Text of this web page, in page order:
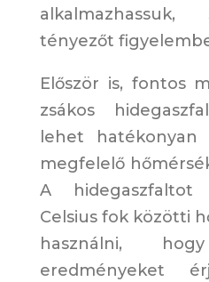
tényezőt
Először is, fontos
zsákos
lehet hatékonyan
megfelelő
A hidegaszfaltot
Celsius fok közötti
használni,
eredményeket